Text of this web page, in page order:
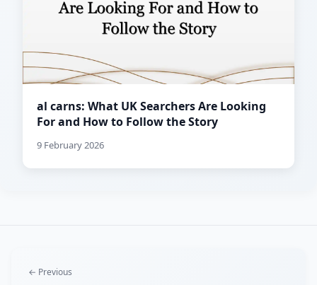
al carns: What UK Searchers Are Looking
For and How to Follow the Story
9 February 2026
← Previous